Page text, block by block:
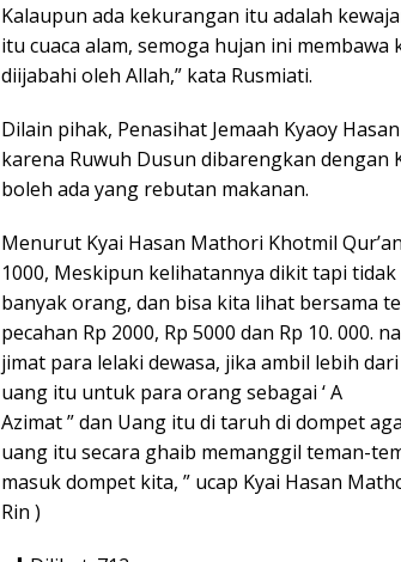
Kalaupun ada kekurangan itu adalah
itu cuaca alam, semoga hujan ini
diijabahi oleh Allah,” kata Rusmiati.
Dilain pihak, Penasihat Jemaah Kyaoy
karena Ruwuh Dusun dibarengkan dengan
boleh ada yang rebutan makanan.
Menurut Kyai Hasan Mathori Khotmil
1000, Meskipun kelihatannya dikit tapi
banyak orang, dan bisa kita lihat bersama
pecahan Rp 2000, Rp 5000 dan Rp 10. 000.
jimat para lelaki dewasa, jika ambil lebih
uang itu untuk para orang sebagai ‘ A
Azimat ” dan Uang itu di taruh di dompet
uang itu secara ghaib memanggil teman-
masuk dompet kita, ” ucap Kyai Hasan
Rin )